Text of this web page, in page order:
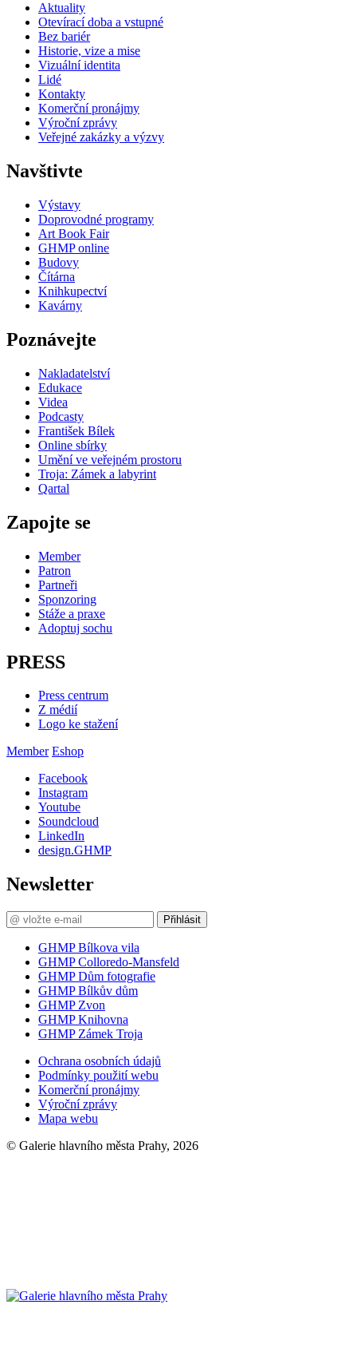
Aktuality
Otevírací doba a vstupné
Bez bariér
Historie, vize a mise
Vizuální identita
Lidé
Kontakty
Komerční pronájmy
Výroční zprávy
Veřejné zakázky a výzvy
Navštivte
Výstavy
Doprovodné programy
Art Book Fair
GHMP online
Budovy
Čítárna
Knihkupectví
Kavárny
Poznávejte
Nakladatelství
Edukace
Videa
Podcasty
František Bílek
Online sbírky
Umění ve veřejném prostoru
Troja: Zámek a labyrint
Qartal
Zapojte se
Member
Patron
Partneři
Sponzoring
Stáže a praxe
Adoptuj sochu
PRESS
Press centrum
Z médií
Logo ke stažení
Member Eshop
Facebook
Instagram
Youtube
Soundcloud
LinkedIn
design.GHMP
Newsletter
Přihlásit
GHMP Bílkova vila
GHMP Colloredo-Mansfeld
GHMP Dům fotografie
GHMP Bílkův dům
GHMP Zvon
GHMP Knihovna
GHMP Zámek Troja
Ochrana osobních údajů
Podmínky použití webu
Komerční pronájmy
Výroční zprávy
Mapa webu
© Galerie hlavního města Prahy, 2026